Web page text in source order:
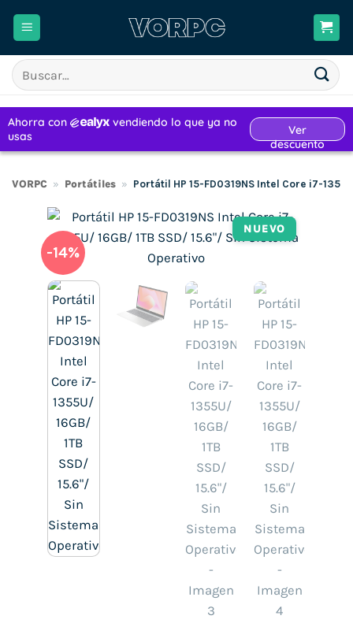
Buscar
por:
VORPC » Portátiles » Portátil HP 15-FD0319NS Intel Core i7-
NUEVO
-14%